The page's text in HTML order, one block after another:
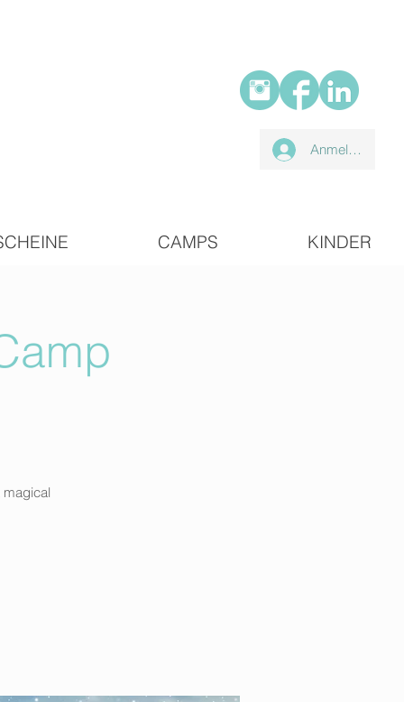
Anmelden
CAMPS KINDER
magical